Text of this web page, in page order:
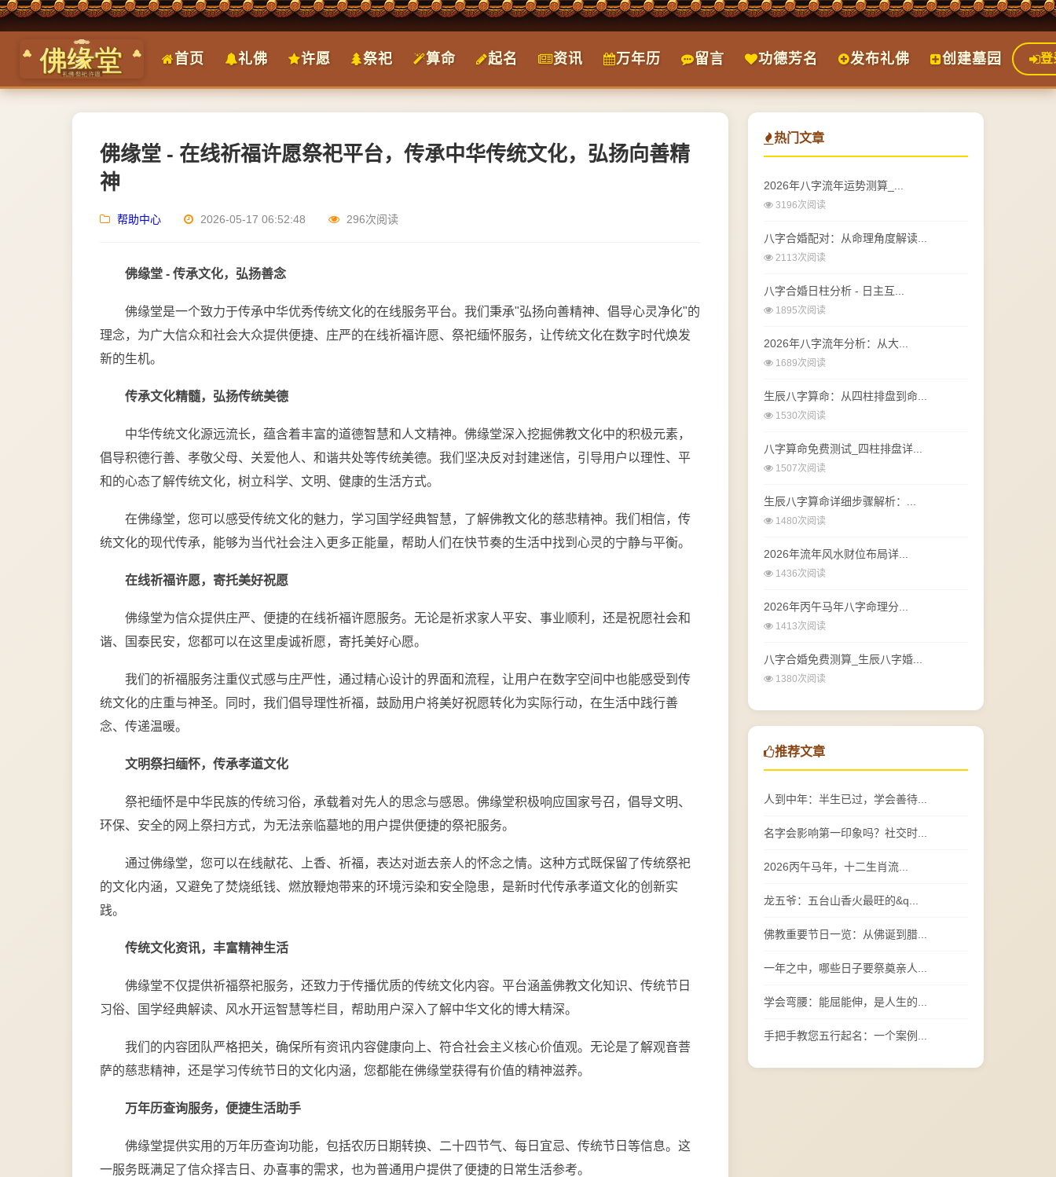
首页 礼佛 许愿 祭祀 算命 起名 资讯 万年历 留言 功德芳名 发布礼佛 创建墓园 登
佛缘堂 - 在线祈福许愿祭祀平台，传承中华传统文化，弘扬向善精
神
帮助中心 2026-05-17 06:52:48 296次阅读
佛缘堂 - 传承文化，弘扬善念
佛缘堂是一个致力于传承中华优秀传统文化的在线服务平台。我们秉承"弘扬向善精神、倡导心灵净化"的
理念，为广大信众和社会大众提供便捷、庄严的在线祈福许愿、祭祀缅怀服务，让传统文化在数字时代焕发
新的生机。
传承文化精髓，弘扬传统美德
中华传统文化源远流长，蕴含着丰富的道德智慧和人文精神。佛缘堂深入挖掘佛教文化中的积极元素，
倡导积德行善、孝敬父母、关爱他人、和谐共处等传统美德。我们坚决反对封建迷信，引导用户以理性、平
和的心态了解传统文化，树立科学、文明、健康的生活方式。
在佛缘堂，您可以感受传统文化的魅力，学习国学经典智慧，了解佛教文化的慈悲精神。我们相信，传
统文化的现代传承，能够为当代社会注入更多正能量，帮助人们在快节奏的生活中找到心灵的宁静与平衡。
在线祈福许愿，寄托美好祝愿
佛缘堂为信众提供庄严、便捷的在线祈福许愿服务。无论是祈求家人平安、事业顺利，还是祝愿社会和
谐、国泰民安，您都可以在这里虔诚祈愿，寄托美好心愿。
我们的祈福服务注重仪式感与庄严性，通过精心设计的界面和流程，让用户在数字空间中也能感受到传
统文化的庄重与神圣。同时，我们倡导理性祈福，鼓励用户将美好祝愿转化为实际行动，在生活中践行善
念、传递温暖。
文明祭扫缅怀，传承孝道文化
祭祀缅怀是中华民族的传统习俗，承载着对先人的思念与感恩。佛缘堂积极响应国家号召，倡导文明、
环保、安全的网上祭扫方式，为无法亲临墓地的用户提供便捷的祭祀服务。
通过佛缘堂，您可以在线献花、上香、祈福，表达对逝去亲人的怀念之情。这种方式既保留了传统祭祀
的文化内涵，又避免了焚烧纸钱、燃放鞭炮带来的环境污染和安全隐患，是新时代传承孝道文化的创新实
践。
传统文化资讯，丰富精神生活
佛缘堂不仅提供祈福祭祀服务，还致力于传播优质的传统文化内容。平台涵盖佛教文化知识、传统节日
习俗、国学经典解读、风水开运智慧等栏目，帮助用户深入了解中华文化的博大精深。
我们的内容团队严格把关，确保所有资讯内容健康向上、符合社会主义核心价值观。无论是了解观音菩
萨的慈悲精神，还是学习传统节日的文化内涵，您都能在佛缘堂获得有价值的精神滋养。
万年历查询服务，便捷生活助手
佛缘堂提供实用的万年历查询功能，包括农历日期转换、二十四节气、每日宜忌、传统节日等信息。这
一服务既满足了信众择吉日、办喜事的需求，也为普通用户提供了便捷的日常生活参考。
热门文章
2026年八字流年运势测算_...
3196次阅读
八字合婚配对：从命理角度解读...
2113次阅读
八字合婚日柱分析 - 日主互...
1895次阅读
2026年八字流年分析：从大...
1689次阅读
生辰八字算命：从四柱排盘到命...
1530次阅读
八字算命免费测试_四柱排盘详...
1507次阅读
生辰八字算命详细步骤解析：...
1480次阅读
2026年流年风水财位布局详...
1436次阅读
2026年丙午马年八字命理分...
1413次阅读
八字合婚免费测算_生辰八字婚...
1380次阅读
推荐文章
人到中年：半生已过，学会善待...
名字会影响第一印象吗？社交时...
2026丙午马年，十二生肖流...
龙五爷：五台山香火最旺的&q...
佛教重要节日一览：从佛诞到腊...
一年之中，哪些日子要祭奠亲人...
学会弯腰：能屈能伸，是人生的...
手把手教您五行起名：一个案例...